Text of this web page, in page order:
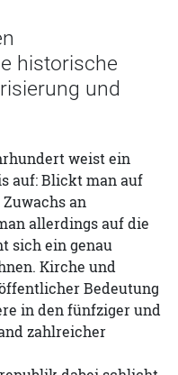
historische
und
weist ein
auf: Blickt man auf
an
allerdings auf die
sich ein genau
Kirche und
Bedeutung
in den fünfziger und
zahlreicher